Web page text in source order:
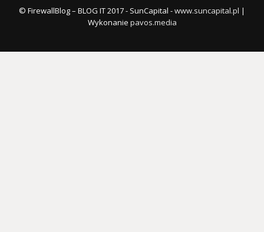
© FirewallBlog – BLOG IT 2017 - SunCapital -www.suncapital.pl |
Wykonanie pavos.media